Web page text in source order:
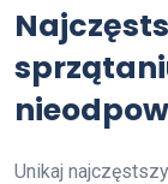
Unikaj